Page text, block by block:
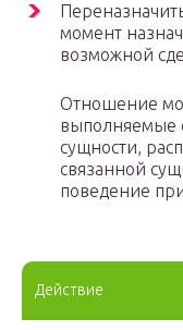
момент
возможной
Отношение
выполняемые
сущности,
связанной
поведение
Действие